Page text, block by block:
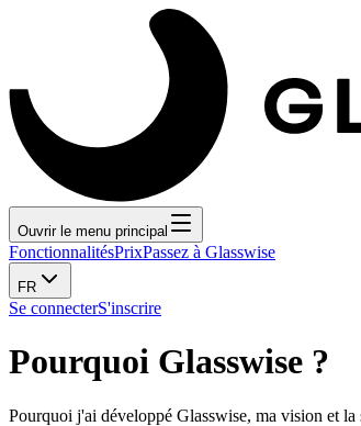
Ouvrir le menu principal
FonctionnalitésPrixPassez à Glasswise
FR
Se connecterS'inscrire
Pourquoi Glasswise ?
Pourquoi j'ai développé Glasswise, ma vision et